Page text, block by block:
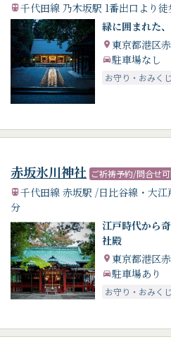
千代田線 乃木坂駅 1番出口より徒
緑に囲まれた
東京都港区
駐車場なし
お守り・おみくじ
赤坂氷川神社 ご祈祷予約/問合せ
千代田線 赤坂駅 /日比谷線・大
分
江戸時代から
社殿
東京都港区
駐車場あり
お守り・おみくじ